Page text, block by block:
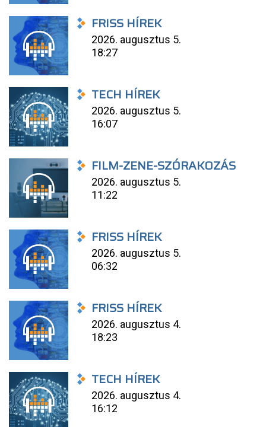
FRISS HÍREK
2026. augusztus 5.
18:27
TECH HÍREK
2026. augusztus 5.
16:07
FILM-ZENE-SZÓRAKOZÁS
2026. augusztus 5.
11:22
FRISS HÍREK
2026. augusztus 5.
06:32
FRISS HÍREK
2026. augusztus 4.
18:23
TECH HÍREK
2026. augusztus 4.
16:12